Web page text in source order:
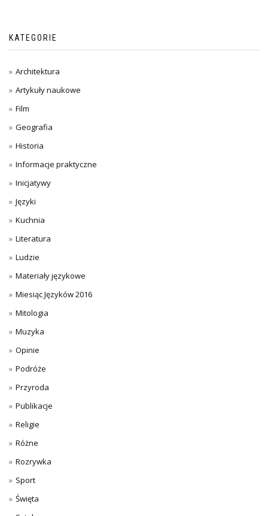
KATEGORIE
Architektura
Artykuły naukowe
Film
Geografia
Historia
Informacje praktyczne
Inicjatywy
Języki
Kuchnia
Literatura
Ludzie
Materiały językowe
Miesiąc Języków 2016
Mitologia
Muzyka
Opinie
Podróże
Przyroda
Publikacje
Religie
Różne
Rozrywka
Sport
Święta